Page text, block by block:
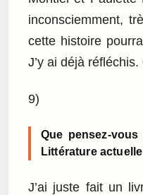
inconsciemment,
cette histoire
J’y ai déjà
9)
Que pensez-
Littérature
J’ai juste fait un